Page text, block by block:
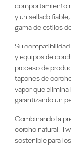
comportamiento
y un sellado
gama de estilos
Su
y equipos de
proceso de
tapones de
vapor que
garantizando un
Combinando la
corcho natural,
sostenible para